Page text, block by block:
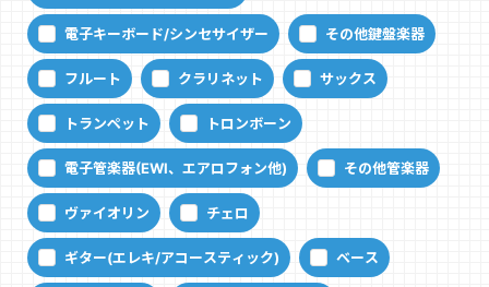
電子キーボード/シンセサイザー その他鍵盤楽器
フルート クラリネット サックス
トランペット トロンボーン
電子管楽器(EWI、エアロフォン他) その他管楽器
ヴァイオリン チェロ
ギター(エレキ/アコースティック) ベース